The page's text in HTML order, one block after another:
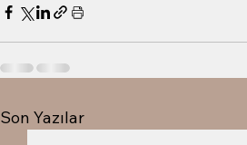
Son Yazılar